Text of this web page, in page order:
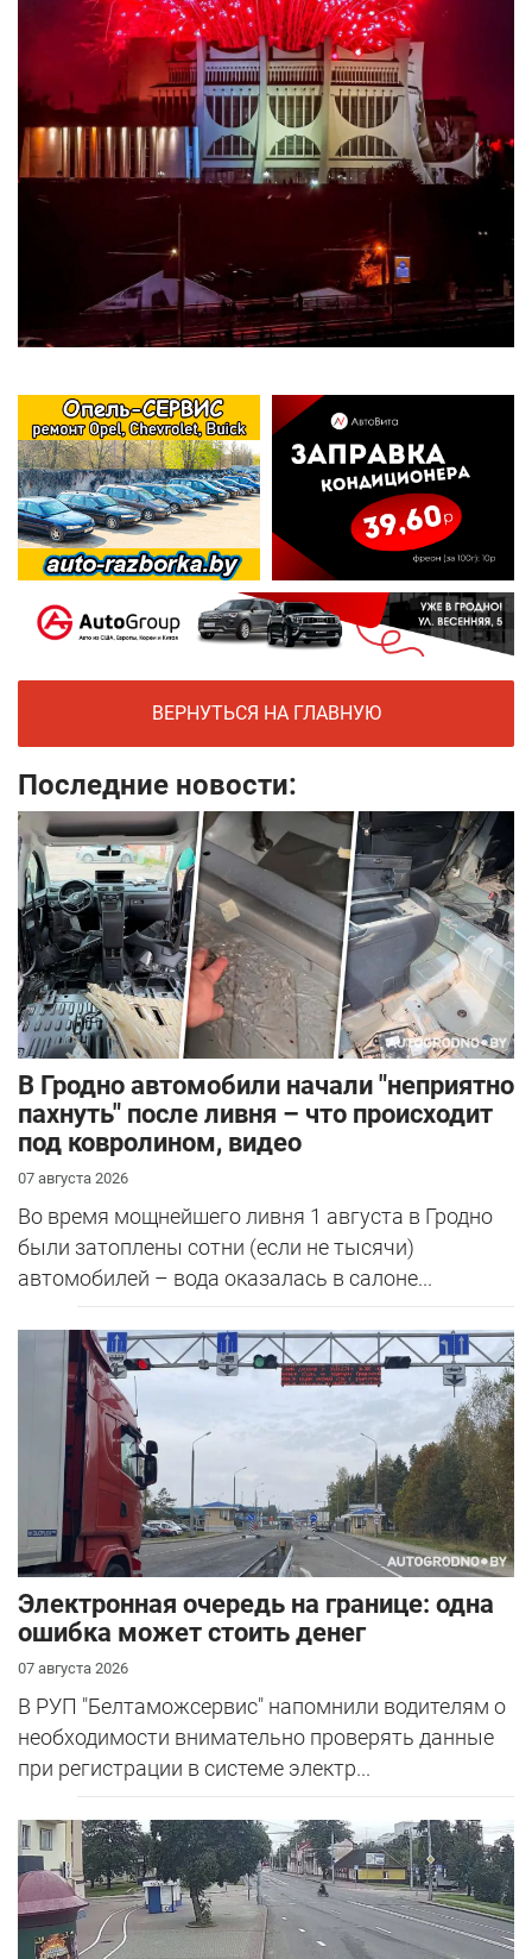
ВЕРНУТЬСЯ НА ГЛАВНУЮ
Последние новости:
В Гродно автомобили начали "неприятно
пахнуть" после ливня – что происходит
под ковролином, видео
07 августа 2026
Во время мощнейшего ливня 1 августа в Гродно
были затоплены сотни (если не тысячи)
автомобилей – вода оказалась в салоне...
Электронная очередь на границе: одна
ошибка может стоить денег
07 августа 2026
В РУП "Белтаможсервис" напомнили водителям о
необходимости внимательно проверять данные
при регистрации в системе электр...